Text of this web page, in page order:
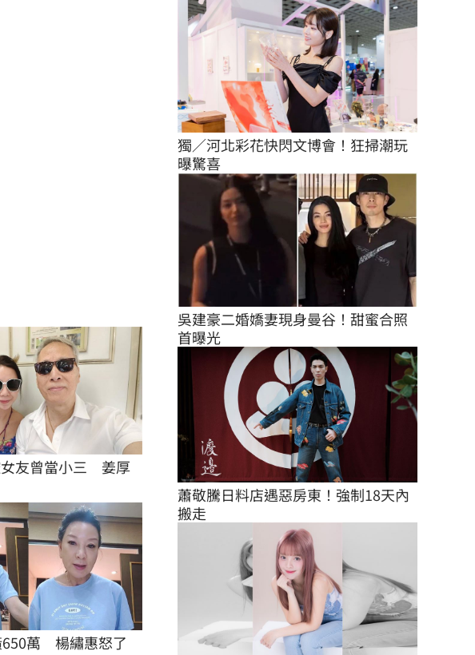
友曾當小三　姜厚
萬　楊繡惠怒了
獨／河北彩花快閃文博會！狂掃潮玩
曝驚喜
吳建豪二婚嬌妻現身曼谷！甜蜜合照
首曝光
蕭敬騰日料店遇惡房東！強制18天內
搬走